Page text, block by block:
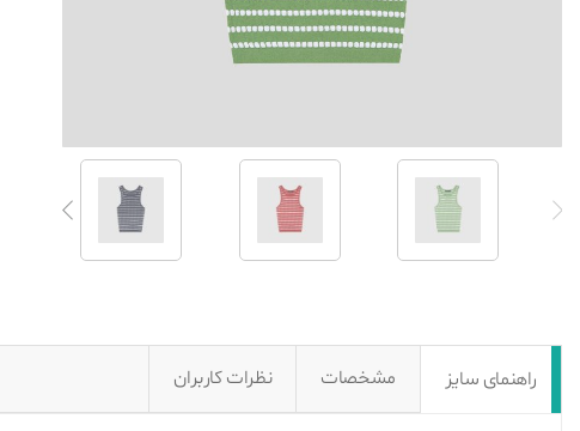
راهنمای سایز مشخصات نظرات کاربران